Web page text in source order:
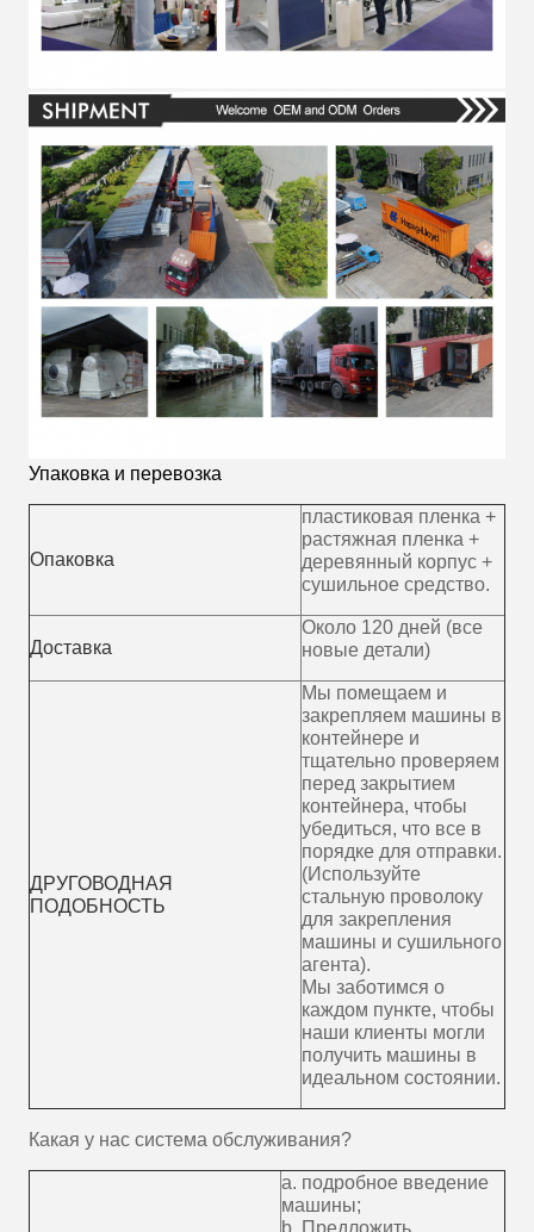
Упаковка и перевозка
Опаковка
пластиковая пленка +
растяжная пленка +
деревянный корпус +
сушильное средство.
Доставка
Около 120 дней (все
новые детали)
ДРУГОВОДНАЯ
ПОДОБНОСТЬ
Мы помещаем и
закрепляем машины в
контейнере и
тщательно проверяем
перед закрытием
контейнера, чтобы
убедиться, что все в
порядке для отправки.
(Используйте
стальную проволоку
для закрепления
машины и сушильного
агента).
Мы заботимся о
каждом пункте, чтобы
наши клиенты могли
получить машины в
идеальном состоянии.
Какая у нас система обслуживания?
a. подробное введение
машины;
b. Предложить